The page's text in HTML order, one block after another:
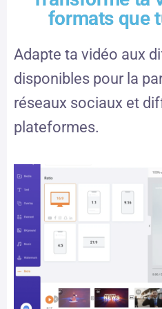
formats que
Adapte ta vidéo aux
disponibles pour la
réseaux sociaux et
plateformes.